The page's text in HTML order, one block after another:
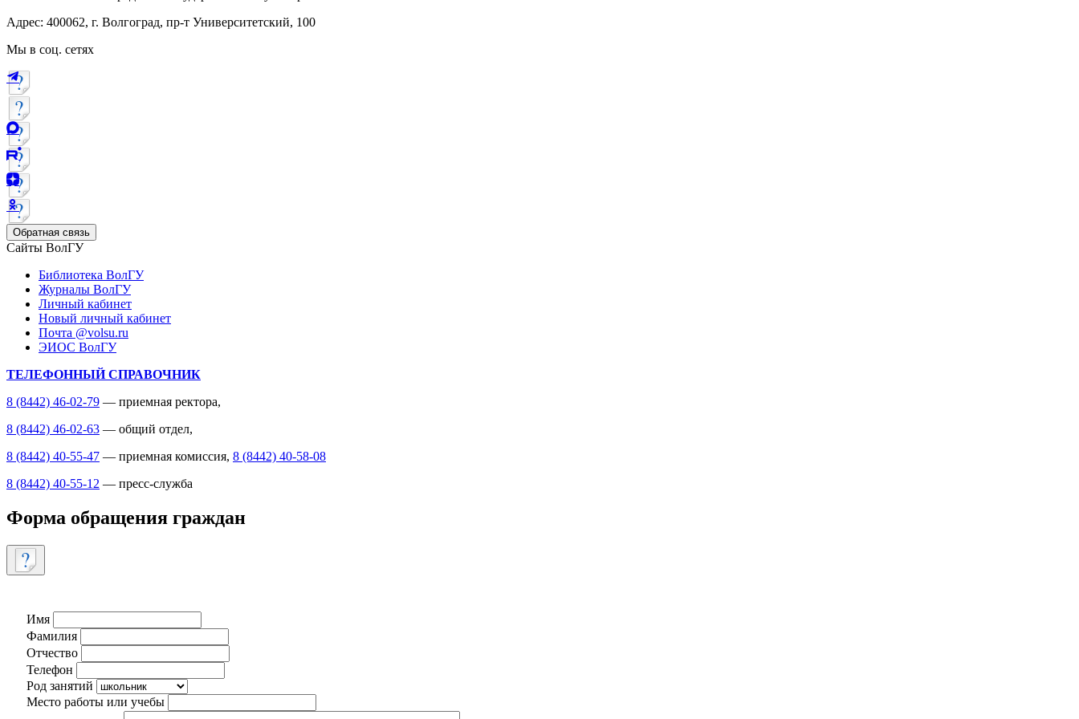
Адрес: 400062, г. Волгоград, пр-т Университетский, 100
Мы в соц. сетях
Обратная связь
Сайты ВолГУ
Библиотека ВолГУ
Журналы ВолГУ
Личный кабинет
Новый личный кабинет
Почта @volsu.ru
ЭИОС ВолГУ
ТЕЛЕФОННЫЙ СПРАВОЧНИК
8 (8442) 46-02-79 — приемная ректора,
8 (8442) 46-02-63 — общий отдел,
8 (8442) 40-55-47 — приемная комиссия, 8 (8442) 40-58-08
8 (8442) 40-55-12 — пресс-служба
Форма обращения граждан
Имя
Фамилия
Отчество
Телефон
Род занятий
Место работы или учебы